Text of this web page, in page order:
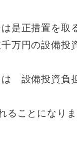
是正措置を
万円の設備投
設備投資負
ることになり